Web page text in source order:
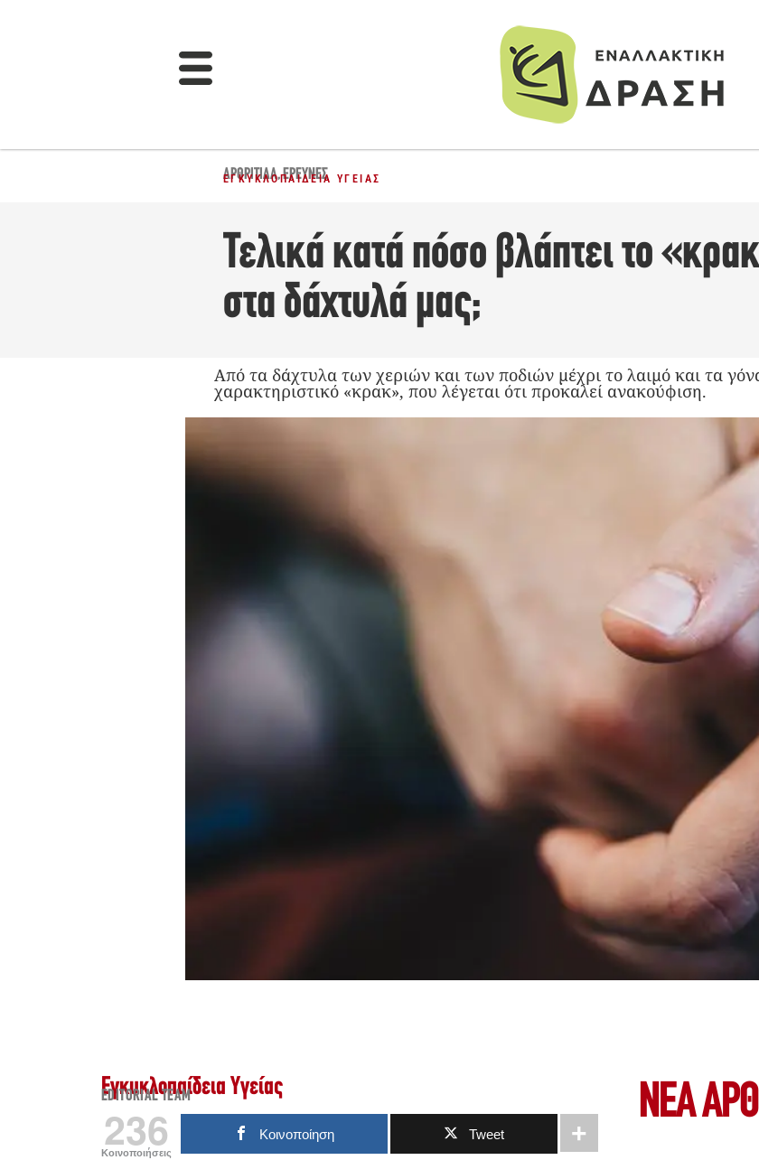
ΑΡΘΡΊΤΙΔΑ,ΈΡΕΥΝΕΣ
ΕΓΚΥΚΛΟΠΑΊΔΕΙΑ ΥΓΕΊΑΣ
Τελικά κατά πόσο βλάπτει το
στα δάχτυλά μας;
Από τα δάχτυλα των χεριών και των ποδιών μέχρι το λαιμό και τα
χαρακτηριστικό «κρακ», που λέγεται ότι προκαλεί ανακούφιση.
Εγκυκλοπαίδεια Υγείας
EDITORIAL TEAM
236
Κοινοποιήσεις
Κοινοποίηση Tweet
ΝΕΑ